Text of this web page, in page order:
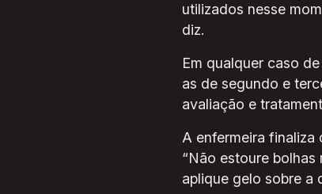
utilizados nesse
diz.
Em qualquer caso
as de segundo e
avaliação e
A enfermeira finaliza
“Não estoure
aplique gelo sobre a